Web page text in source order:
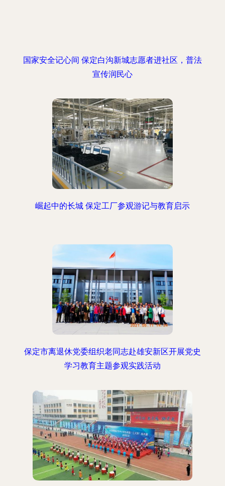
国家安全记心间 保定白沟新城志愿者进社区，普法
宣传润民心
崛起中的长城 保定工厂参观游记与教育启示
保定市离退休党委组织老同志赴雄安新区开展党史
学习教育主题参观实践活动